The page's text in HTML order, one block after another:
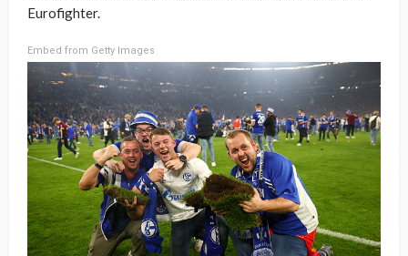
Eurofighter.
Embed from Getty Images